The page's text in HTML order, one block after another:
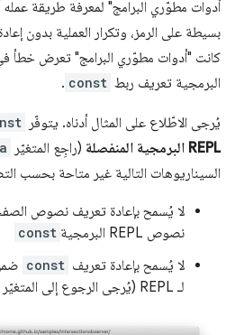
أدوات مطوّري البرامج" لمعرفة طريقة عمله
بسيطة على الرمز، وتكرار العملية بدون
كانت "أدوات مطوّري البرامج" تعرض خطأ في
البرمجية تعريف ربط const
.
يُرجى الاطّلاع على المثال أدناه. يتوفّر
REPL البرمجية المنفصلة
(راجِع المتغيّر a
السيناريوهات التالية غير متاحة بحسب
لا يُسمح بإعادة تعريف نصوص
نصوص REPL البرمجية
const
لا يُسمح بإعادة تعريف const
لـ REPL (يُرجى الرجوع إلى المتغيّر